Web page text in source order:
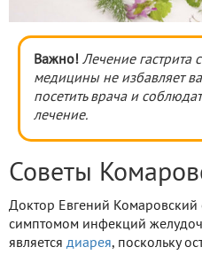
Важно! Лечение
медицины не избавляет
посетить врача и
лечение.
Советы
Доктор Евгений Комаровский
симптомом инфекций
является диарея, поскольку